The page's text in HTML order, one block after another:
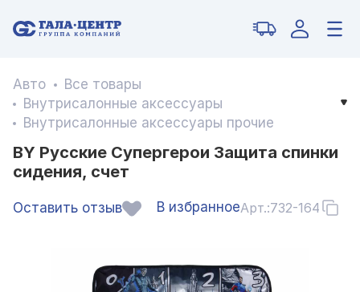
Авто
Все товары
Внутрисалонные аксессуары
Внутрисалонные аксессуары прочие
BY Русские Супергерои Защита спинки
сидения, счет
Оставить отзыв В избранноеАрт.:732-164